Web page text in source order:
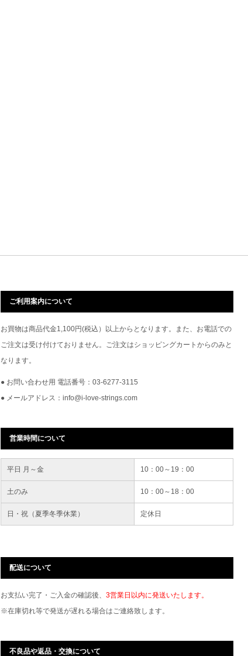
ご利用案内について
お買物は商品代金1,100円(税込）以上からとなります。また、お電話での
ご注文は受け付けておりません。ご注文はショッピングカートからのみと
なります。
● お問い合わせ用 電話番号：03-6277-3115
● メールアドレス：info@i-love-strings.com
営業時間について
平日 月～金 10：00～19：00
土のみ 10：00～18：00
日・祝（夏季冬季休業） 定休日
配送について
お支払い完了・ご入金の確認後、 3営業日以内に発送いたします。
※在庫切れ等で発送が遅れる場合はご連絡致します。
不良品や返品・交換について